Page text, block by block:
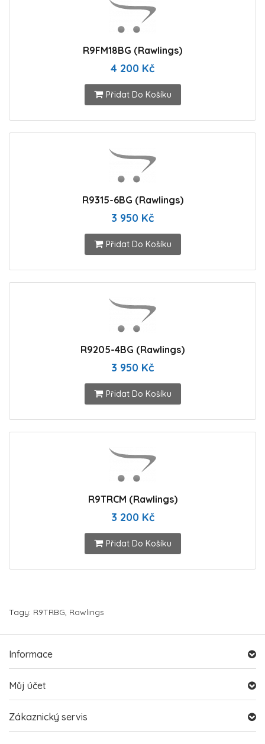
R9FM18BG (Rawlings)
4 200 Kč
Přidat Do Košíku
R9315-6BG (Rawlings)
3 950 Kč
Přidat Do Košíku
R9205-4BG (Rawlings)
3 950 Kč
Přidat Do Košíku
R9TRCM (Rawlings)
3 200 Kč
Přidat Do Košíku
Tagy: R9TRBG, Rawlings
Informace
Můj účet
Zákaznický servis